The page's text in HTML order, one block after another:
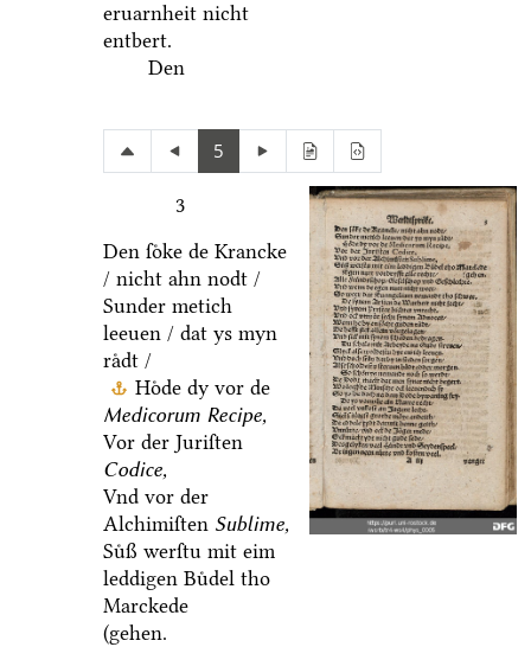
eruarnheit nicht
entbert.
Den
5
3
Den ſoͤke de Krancke
/ nicht ahn nodt /
Sunder metich
leeuen / dat ys myn
raͤdt /
Hoͤde dy vor de
Medicorum Recipe,
Vor der Juriſten
Codice,
Vnd vor der
Alchimiſten Sublime,
Suͤß werſtu mit eim
leddigen Buͤdel tho
Marckede
(gehen.